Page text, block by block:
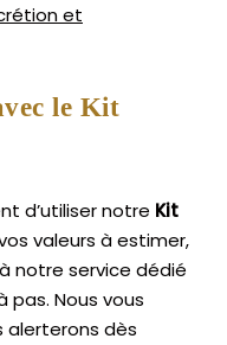
et
le Kit
d’utiliser notre Kit
valeurs à estimer,
notre service dédié
pas. Nous vous
alerterons dès